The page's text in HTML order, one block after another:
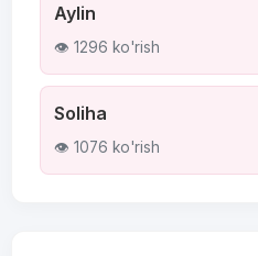
Aylin
👁 1296 ko'rish
Soliha
👁 1076 ko'rish